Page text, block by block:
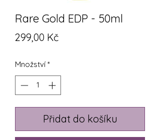
Rare Gold EDP - 50ml
299,00 KčCena
Množství *
Přidat do košíku